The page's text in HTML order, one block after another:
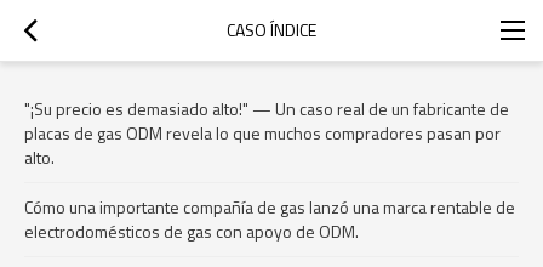
CASO ÍNDICE
"¡Su precio es demasiado alto!" — Un caso real de un fabricante de
placas de gas ODM revela lo que muchos compradores pasan por
alto.
Cómo una importante compañía de gas lanzó una marca rentable de
electrodomésticos de gas con apoyo de ODM.